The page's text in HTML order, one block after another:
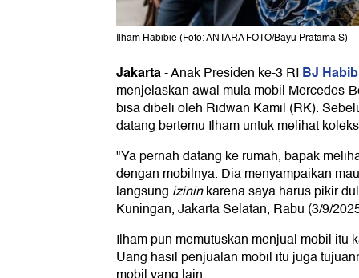
Ilham Habibie (Foto: ANTARA FOTO/Bayu Pratama S)
Jakarta-Anak Presiden ke-3 RIBJ
menjelaskan awal mula mobil Mercedes-
bisa dibeli oleh Ridwan Kamil (RK).
datang bertemu Ilham untuk melihat
"Ya pernah datang ke rumah, bapak
dengan mobilnya. Dia menyampaikan
langsung izininkarena saya harus pikir
Kuningan, Jakarta Selatan, Rabu (3/9/
Ilham pun memutuskan menjual mobil itu
Uang hasil penjualan mobil itu juga